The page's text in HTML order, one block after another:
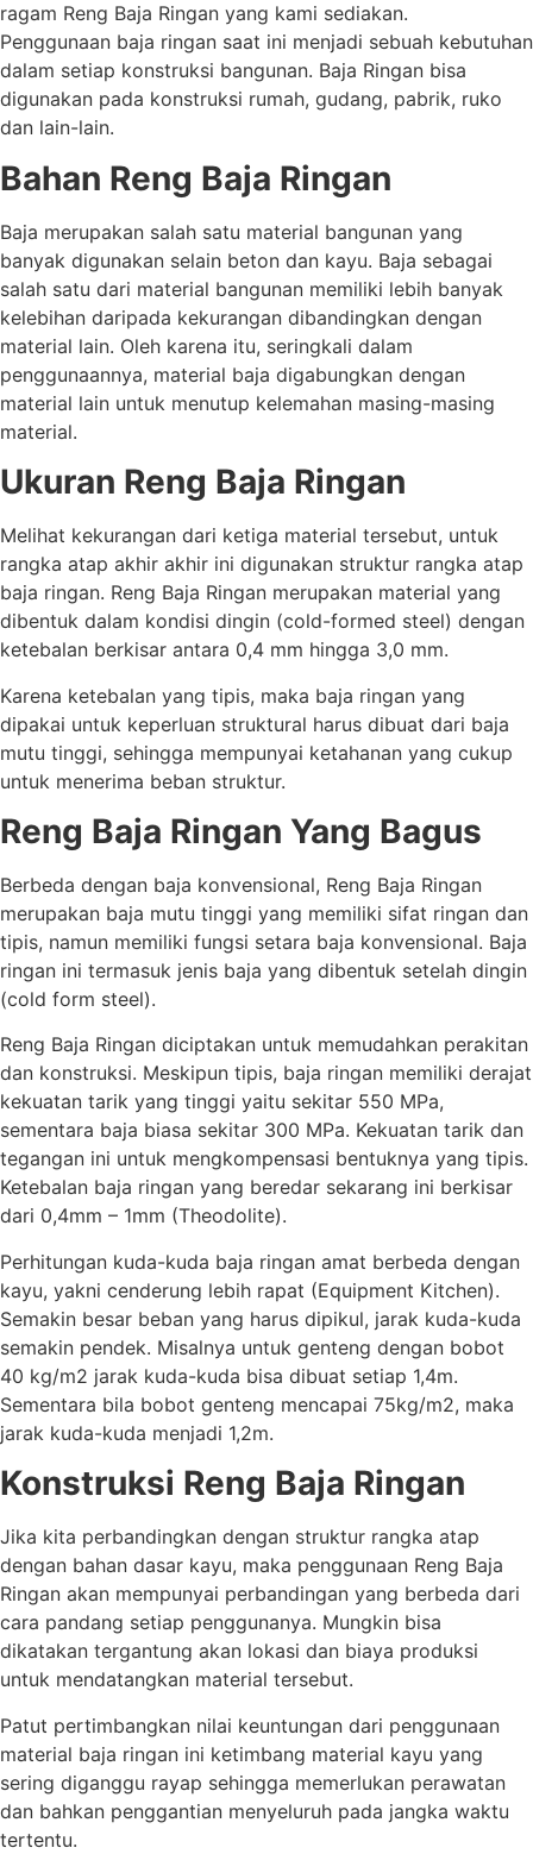
ragam Reng Baja Ringan yang kami sediakan.
Penggunaan baja ringan saat ini menjadi sebuah kebutuhan
dalam setiap konstruksi bangunan. Baja Ringan bisa
digunakan pada konstruksi rumah, gudang, pabrik, ruko
dan lain-lain.
Bahan Reng Baja Ringan
Baja merupakan salah satu material bangunan yang
banyak digunakan selain beton dan kayu. Baja sebagai
salah satu dari material bangunan memiliki lebih banyak
kelebihan daripada kekurangan dibandingkan dengan
material lain. Oleh karena itu, seringkali dalam
penggunaannya, material baja digabungkan dengan
material lain untuk menutup kelemahan masing-masing
material.
Ukuran Reng Baja Ringan
Melihat kekurangan dari ketiga material tersebut, untuk
rangka atap akhir akhir ini digunakan struktur rangka atap
baja ringan. Reng Baja Ringan merupakan material yang
dibentuk dalam kondisi dingin (cold-formed steel) dengan
ketebalan berkisar antara 0,4 mm hingga 3,0 mm.
Karena ketebalan yang tipis, maka baja ringan yang
dipakai untuk keperluan struktural harus dibuat dari baja
mutu tinggi, sehingga mempunyai ketahanan yang cukup
untuk menerima beban struktur.
Reng Baja Ringan Yang Bagus
Berbeda dengan baja konvensional, Reng Baja Ringan
merupakan baja mutu tinggi yang memiliki sifat ringan dan
tipis, namun memiliki fungsi setara baja konvensional. Baja
ringan ini termasuk jenis baja yang dibentuk setelah dingin
(cold form steel).
Reng Baja Ringan diciptakan untuk memudahkan perakitan
dan konstruksi. Meskipun tipis, baja ringan memiliki derajat
kekuatan tarik yang tinggi yaitu sekitar 550 MPa,
sementara baja biasa sekitar 300 MPa. Kekuatan tarik dan
tegangan ini untuk mengkompensasi bentuknya yang tipis.
Ketebalan baja ringan yang beredar sekarang ini berkisar
dari 0,4mm – 1mm (Theodolite).
Perhitungan kuda-kuda baja ringan amat berbeda dengan
kayu, yakni cenderung lebih rapat (Equipment Kitchen).
Semakin besar beban yang harus dipikul, jarak kuda-kuda
semakin pendek. Misalnya untuk genteng dengan bobot
40 kg/m2 jarak kuda-kuda bisa dibuat setiap 1,4m.
Sementara bila bobot genteng mencapai 75kg/m2, maka
jarak kuda-kuda menjadi 1,2m.
Konstruksi Reng Baja Ringan
Jika kita perbandingkan dengan struktur rangka atap
dengan bahan dasar kayu, maka penggunaan Reng Baja
Ringan akan mempunyai perbandingan yang berbeda dari
cara pandang setiap penggunanya. Mungkin bisa
dikatakan tergantung akan lokasi dan biaya produksi
untuk mendatangkan material tersebut.
Patut pertimbangkan nilai keuntungan dari penggunaan
material baja ringan ini ketimbang material kayu yang
sering diganggu rayap sehingga memerlukan perawatan
dan bahkan penggantian menyeluruh pada jangka waktu
tertentu.